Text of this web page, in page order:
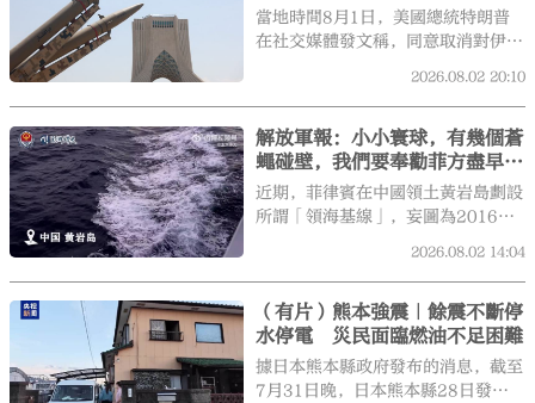
當地時間8月1日，美國總統特朗普
在社交媒體發文稱，同意取消對伊朗
過，伊朗媒體其後援引伊軍方官員的
話表示，特朗普稱伊朗要求停止攻擊
是「一個新的謊言」。
2026.08.02 20:10
解放軍報：小小寰球，有幾個蒼
蠅碰壁，我們要奉勸菲方盡早迷
途知返
近期，菲律賓在中國領土黃岩島劃設
所謂「領海基線」，妄圖為2016年
2026.08.02 14:04
（有片）熊本強震｜餘震不斷停
水停電 災民面臨燃油不足困難
據日本熊本縣政府發布的消息，截至
7月31日晚，日本熊本縣28日發生